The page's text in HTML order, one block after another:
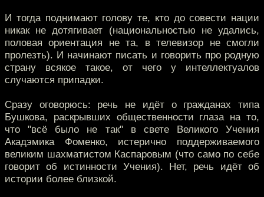
И тогда поднимают голову те, кто до совести нации
никак не дотягивает (национальностью не удались,
половая ориентация не та, в телевизор не смогли
пролезть). И начинают писать и говорить про родную
страну всякое такое, от чего у интеллектуалов
случаются припадки.
Сразу оговорюсь: речь не идёт о гражданах типа
Бушкова, раскрывших общественности глаза на то,
что "всё было не так" в свете Великого Учения
Акадэмика Фоменко, истерично поддерживаемого
великим шахматистом Каспаровым (что само по себе
говорит об истинности Учения). Нет, речь идёт об
истории более близкой.